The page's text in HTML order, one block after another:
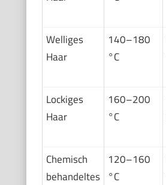
Welliges
Haar
140–180
°C
Lockiges
Haar
160–200
°C
Chemisch
behandeltes
120–160
°C